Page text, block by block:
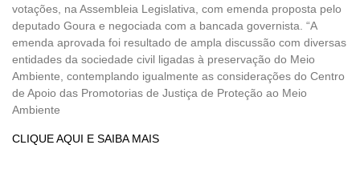
votações, na Assembleia Legislativa, com emenda proposta pelo
deputado Goura e negociada com a bancada governista. “A
emenda aprovada foi resultado de ampla discussão com diversas
entidades da sociedade civil ligadas à preservação do Meio
Ambiente, contemplando igualmente as considerações do Centro
de Apoio das Promotorias de Justiça de Proteção ao Meio
Ambiente
CLIQUE AQUI E SAIBA MAIS